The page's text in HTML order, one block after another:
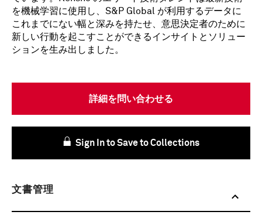
を機械学習に使用し、S&P Global が利用するデータに
これまでにない幅と深みを持たせ、意思決定者のために
新しい行動を起こすことができるインサイトとソリュー
ションを生み出しました。
詳細を問い合わせる
Sign In to Save to Collections
文書管理